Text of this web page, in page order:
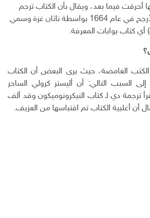
أحرقت فيما بعد، ويقال بأن الكتاب ترجم
إلى اللغة العبرية على الأرجح في عام 1664 بواسطة ناثان غزة وسمي
كتاب بوابات المعرفة.
الغامضة، حيث يرى البعض أن الكتاب
السبب التالي: أن أليستر كرولي الساحر
ترجمة دي لـ كتاب النيكرونوميكون وقد ألف
أن أغلبية الكتاب تم اقتباسها من العزيف.